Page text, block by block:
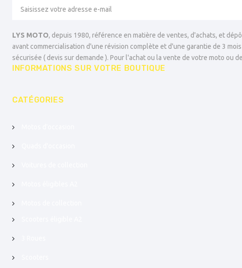
LYS MOTO, depuis 1980, référence en matière de ventes, d'achats, et
avant commercialisation d'une révision complète et d'une garantie de 3
sécurisée ( devis sur demande ). Pour l'achat ou la vente de votre moto ou
INFORMATIONS SUR VOTRE BOUTIQUE
CATÉGORIES